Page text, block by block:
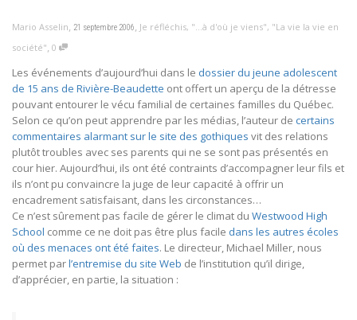
Mario Asselin, 21 septembre 2006, Je réfléchis, "...à d'où je viens", "La vie la vie en
société", 0
Les événements d’aujourd’hui dans le dossier du jeune adolescent
de 15 ans de Rivière-Beaudette ont offert un aperçu de la détresse
pouvant entourer le vécu familial de certaines familles du Québec.
Selon ce qu’on peut apprendre par les médias, l’auteur de certains
commentaires alarmant sur le site des gothiques vit des relations
plutôt troubles avec ses parents qui ne se sont pas présentés en
cour hier. Aujourd’hui, ils ont été contraints d’accompagner leur fils et
ils n’ont pu convaincre la juge de leur capacité à offrir un
encadrement satisfaisant, dans les circonstances…
Ce n’est sûrement pas facile de gérer le climat du Westwood High
School comme ce ne doit pas être plus facile dans les autres écoles
où des menaces ont été faites. Le directeur, Michael Miller, nous
permet parl’entremise du site Web de l’institution qu’il dirige,
d’apprécier, en partie, la situation :